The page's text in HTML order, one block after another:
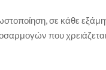
σε κάθε
που